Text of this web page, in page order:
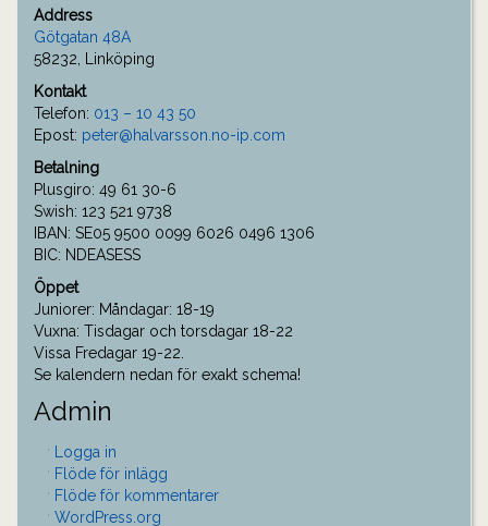
Address
Götgatan 48A
58232, Linköping
Kontakt
Telefon: 013 – 10 43 50
Epost: peter@halvarsson.no-ip.com
Betalning
Plusgiro: 49 61 30-6
Swish: 123 521 9738
IBAN: SE05 9500 0099 6026 0496 1306
BIC: NDEASESS
Öppet
Juniorer: Måndagar: 18-19
Vuxna: Tisdagar och torsdagar 18-22
Vissa Fredagar 19-22.
Se kalendern nedan för exakt schema!
Admin
Logga in
Flöde för inlägg
Flöde för kommentarer
WordPress.org